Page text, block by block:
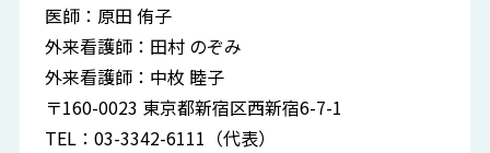
医師：原田 侑子
外来看護師：田村 のぞみ
外来看護師：中枚 睦子
〒160-0023 東京都新宿区西新宿6-7-1
TEL：03-3342-6111（代表）